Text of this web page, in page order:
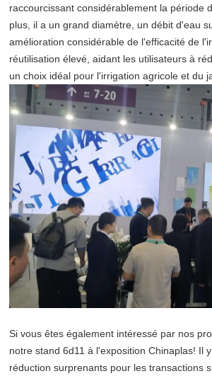
raccourcissant considérablement la période
plus, il a un grand diamètre, un débit d'eau
amélioration considérable de l'efficacité de
réutilisation élevé, aidant les utilisateurs à
un choix idéal pour l'irrigation agricole et du
Si vous êtes également intéressé par nos
notre stand 6d11 à l'exposition Chinaplas! Il
réduction surprenants pour les transactions